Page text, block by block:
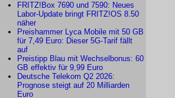
FRITZ!Box 7690 und 7590: Neues
Labor-Update bringt FRITZ!OS 8.50
näher
Preishammer Lyca Mobile mit 50 GB
für 7,49 Euro: Dieser 5G-Tarif fällt
auf
Preistipp Blau mit Wechselbonus: 60
GB effektiv für 9,99 Euro
Deutsche Telekom Q2 2026:
Prognose steigt auf 20 Milliarden
Euro